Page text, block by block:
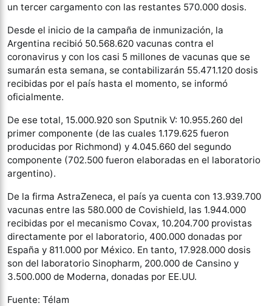
un tercer cargamento con las restantes 570.000 dosis.
Desde el inicio de la campaña de inmunización, la
Argentina recibió 50.568.620 vacunas contra el
coronavirus y con los casi 5 millones de vacunas que se
sumarán esta semana, se contabilizarán 55.471.120 dosis
recibidas por el país hasta el momento, se informó
oficialmente.
De ese total, 15.000.920 son Sputnik V: 10.955.260 del
primer componente (de las cuales 1.179.625 fueron
producidas por Richmond) y 4.045.660 del segundo
componente (702.500 fueron elaboradas en el laboratorio
argentino).
De la firma AstraZeneca, el país ya cuenta con 13.939.700
vacunas entre las 580.000 de Covishield, las 1.944.000
recibidas por el mecanismo Covax, 10.204.700 provistas
directamente por el laboratorio, 400.000 donadas por
España y 811.000 por México. En tanto, 17.928.000 dosis
son del laboratorio Sinopharm, 200.000 de Cansino y
3.500.000 de Moderna, donadas por EE.UU.
Fuente: Télam